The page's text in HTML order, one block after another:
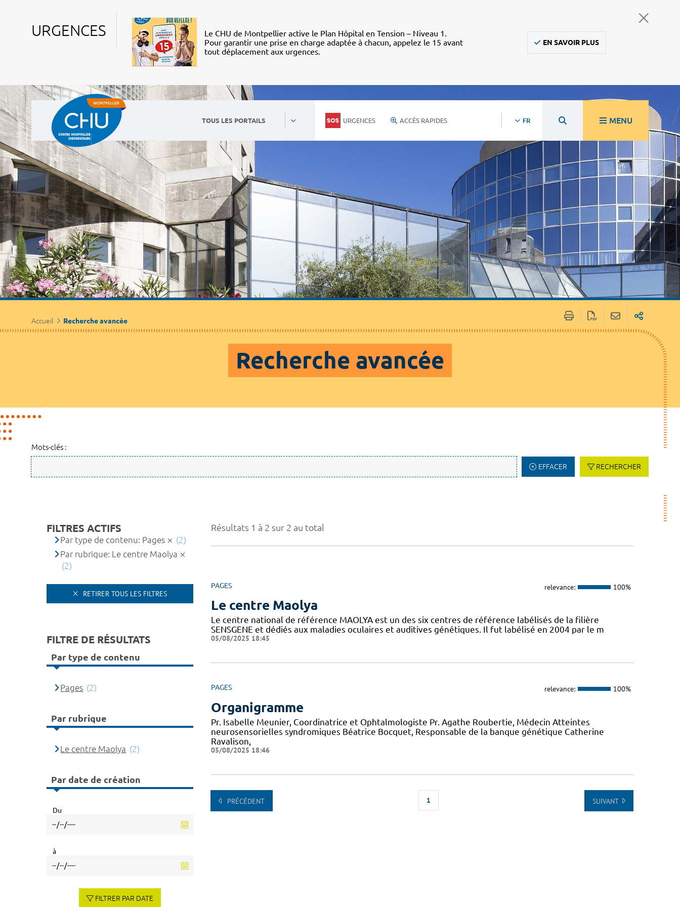
URGENCES
Le CHU de Montpellier active le Plan Hôpital en Tension – Niveau 1.
Pour garantir une prise en charge adaptée à chacun, appelez le 15 avant
tout déplacement aux urgences.
EN SAVOIR PLUS
TOUS LES PORTAILS URGENCES ACCÈS RAPIDES FR MENU
Accueil Recherche avancée
Recherche avancée
Mots-clés :
EFFACER RECHERCHER
Résultats 1 à 2 sur 2 au total
PAGES relevance: 100%
Le centre Maolya
Le centre national de référence MAOLYA est un des six centres de référence labélisés de la filière
SENSGENE et dédiés aux maladies oculaires et auditives génétiques. Il fut labélisé en 2004 par le m
05/08/2025 18:45
PAGES relevance: 100%
Organigramme
Pr. Isabelle Meunier, Coordinatrice et Ophtalmologiste Pr. Agathe Roubertie, Médecin Atteintes
neurosensorielles syndromiques Béatrice Bocquet, Responsable de la banque génétique Catherine
Ravalison,
05/08/2025 18:46
PRÉCÉDENT 1 SUIVANT
FILTRES ACTIFS
Par type de contenu: Pages
(2)
Par rubrique: Le centre Maolya
(2)
RETIRER TOUS LES FILTRES
FILTRE DE RÉSULTATS
Par type de contenu
Pages (2)
Par rubrique
Le centre Maolya (2)
Par date de création
Du
à
FILTRER PAR DATE